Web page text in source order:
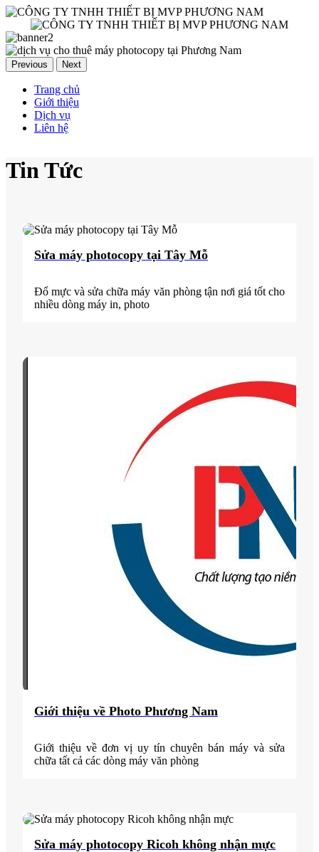
Previous Next
Trang chủ
Giới thiệu
Dịch vụ
Liên hệ
Tin Tức
Sửa máy photocopy tại Tây Mỗ
Đổ mực và sửa chữa máy văn phòng tận nơi giá tốt cho
nhiều dòng máy in, photo
Giới thiệu về Photo Phương Nam
Giới thiệu về đơn vị uy tín chuyên bán máy và sửa
chữa tất cả các dòng máy văn phòng
Sửa máy photocopy Ricoh không nhận mực